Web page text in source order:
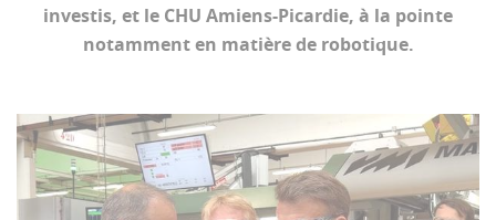
investis, et le CHU Amiens-Picardie, à la pointe
notamment en matière de robotique.